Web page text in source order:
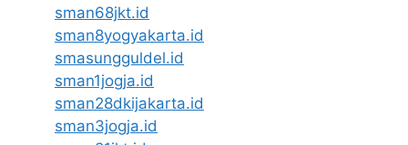
sman68jkt.id
sman8yogyakarta.id
smasungguldel.id
sman1jogja.id
sman28dkijakarta.id
sman3jogja.id